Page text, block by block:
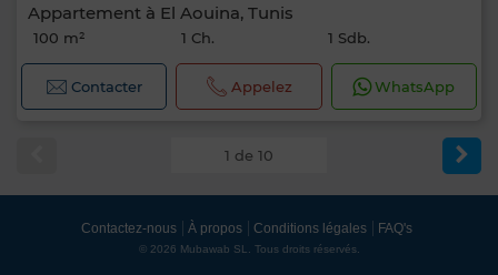
Appartement à El Aouina, Tunis
100 m² 1 Ch. 1 Sdb.
Contacter Appelez WhatsApp
1 de 10
Contactez-nous À propos Conditions légales FAQ's
© 2026 Mubawab SL. Tous droits réservés.